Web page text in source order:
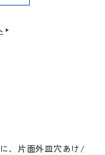
、片面外皿穴あけ/